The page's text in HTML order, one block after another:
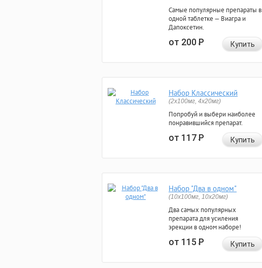
Самые популярные препараты в
одной таблетке — Виагра и
Дапоксетин.
от 200Р Купить
Набор Классический
(2x100мг, 4x20мг)
Попробуй и выбери наиболее
понравившийся препарат.
от 117Р Купить
Набор "Два в одном"
(10x100мг, 10x20мг)
Два самых популярных
препарата для усиления
эрекции в одном наборе!
от 115Р Купить